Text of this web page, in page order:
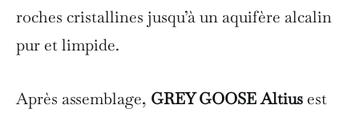
roches cristallines jusqu’à un aquifère alcalin
pur et limpide.
Après assemblage, GREY GOOSE Altius est